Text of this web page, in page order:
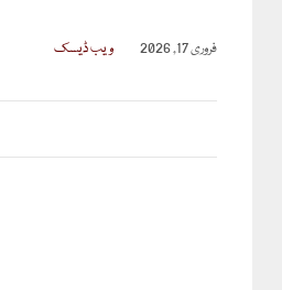
فروری 17, 2026 ویب ڈیسک